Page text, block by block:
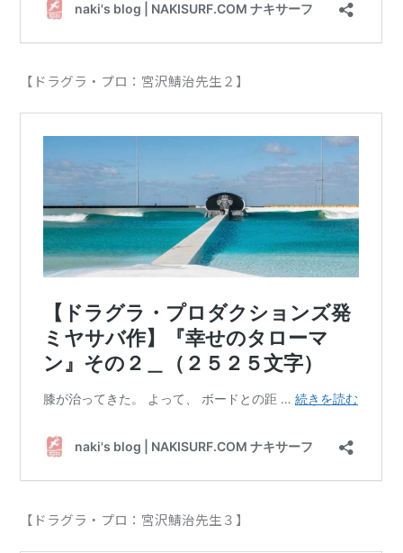
【ドラグラ・プロ：宮沢鯖治先生２】
【ドラグラ・プロ：宮沢鯖治先生３】